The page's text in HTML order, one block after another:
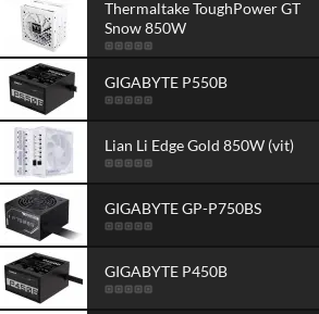
Thermaltake ToughPower GT
Snow 850W
GIGABYTE P550B
Lian Li Edge Gold 850W (vit)
GIGABYTE GP-P750BS
GIGABYTE P450B